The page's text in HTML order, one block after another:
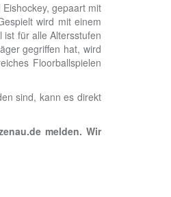
gepaart mit
wird mit einem
ist für alle Altersstufen
gegriffen hat, wird
Floorballspielen
sind, kann es direkt
melden. Wir